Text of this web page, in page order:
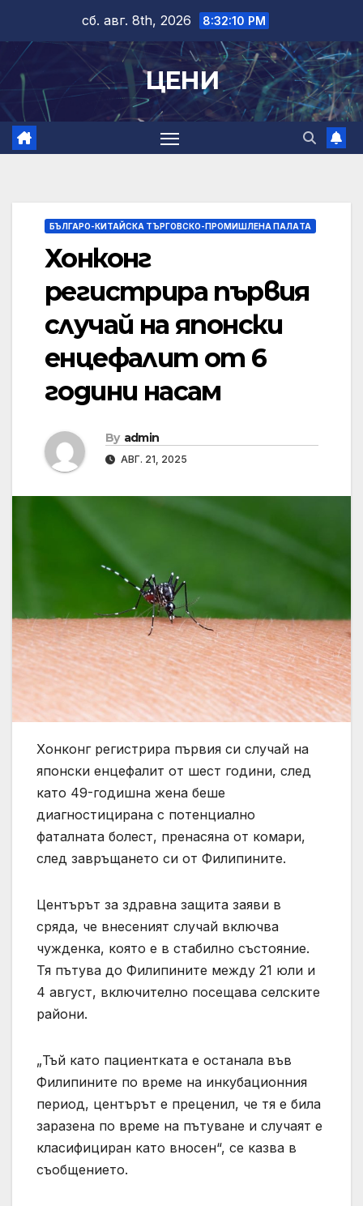
content
сб. авг. 8th, 2026 8:32:11 PM
ЦЕНИ
БЪЛГАРО-КИТАЙСКА ТЪРГОВСКО-ПРОМИШЛЕНА ПАЛAТА
Хонконг
регистрира първия
случай на японски
енцефалит от 6
години насам
By admin
АВГ. 21, 2025
Хонконг регистрира първия си случай на
японски енцефалит от шест години, след
като 49-годишна жена беше
диагностицирана с потенциално
фаталната болест, пренасяна от комари,
след завръщането си от Филипините.
Центърът за здравна защита заяви в
сряда, че внесеният случай включва
чужденка, която е в стабилно състояние.
Тя пътува до Филипините между 21 юли и
4 август, включително посещава селските
райони.
„Тъй като пациентката е останала във
Филипините по време на инкубационния
период, центърът е преценил, че тя е била
заразена по време на пътуване и случаят е
класифициран като вносен“, се казва в
съобщението.